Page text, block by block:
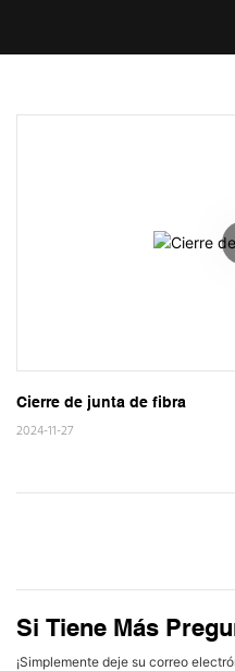
Cierre de junta de fibra
2024-11-27
Si Tiene Más
¡Simplemente deje su correo